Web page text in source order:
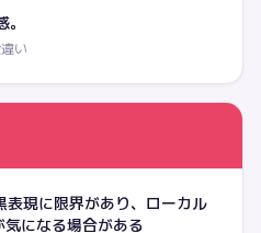
い
表現に限界があり、ローカル
になる場合がある